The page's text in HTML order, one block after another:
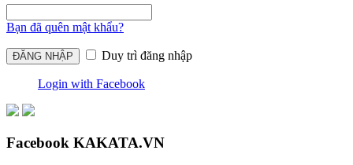
Bạn đã quên mật khẩu?
Duy trì đăng nhập
Login with Facebook
Facebook KAKATA.VN